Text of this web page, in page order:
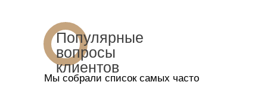
Популярные
вопросы
клиентов
Мы собрали список самых часто